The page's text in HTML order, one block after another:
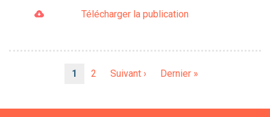
Télécharger la publication
Page
1 Page
2
Page
Suivant ›
Dernière
Dernier »